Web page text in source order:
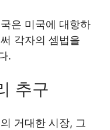
은 미국에 대항하
각자의 셈법을
.
추구
거대한 시장, 그